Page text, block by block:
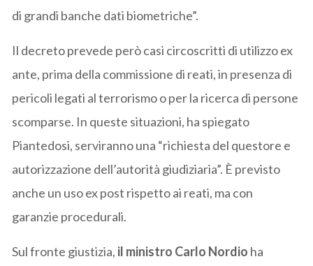
di grandi banche dati biometriche”.
Il decreto prevede però casi circoscritti di utilizzo ex
ante, prima della commissione di reati, in presenza di
pericoli legati al terrorismo o per la ricerca di persone
scomparse. In queste situazioni, ha spiegato
Piantedosi, serviranno una “richiesta del questore e
autorizzazione dell’autorità giudiziaria”. È previsto
anche un uso ex post rispetto ai reati, ma con
garanzie procedurali.
Sul fronte giustizia, il ministro Carlo Nordio ha